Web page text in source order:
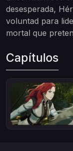
desesperada,
voluntad para
mortal que
Capítulos